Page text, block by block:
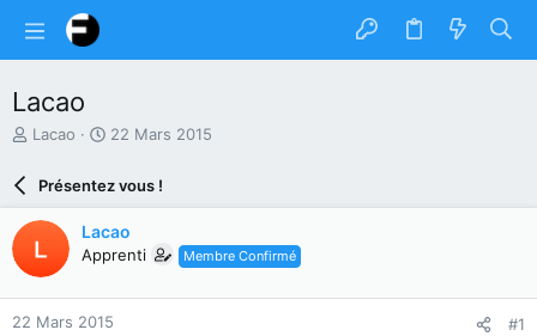
Lacao
A
e
u
r
d
u
s
u
Lacao
D
e
e
d
b
u
22 Mars 2015
Présentez vous !
Lacao
Apprenti Membre Confirmé
22 Mars 2015 #1